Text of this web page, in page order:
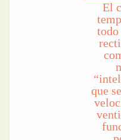
El
todo
que